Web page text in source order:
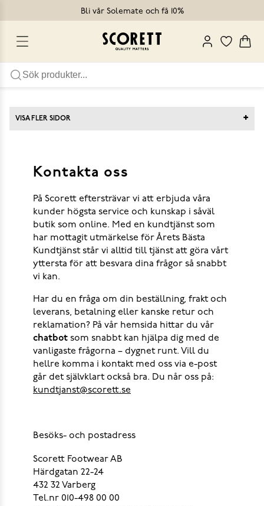
Bli vår Solemate och få 10%
VISA FLER SIDOR +
Kontakta oss
På Scorett eftersträvar vi att erbjuda våra
kunder högsta service och kunskap i såväl
butik som online. Med en kundtjänst som
har mottagit utmärkelse för Årets Bästa
Kundtjänst står vi alltid till tjänst att göra vårt
yttersta för att besvara dina frågor så snabbt
vi kan.
Har du en fråga om din beställning, frakt och
leverans, betalning eller kanske retur och
reklamation? På vår hemsida hittar du vår
chatbot som snabbt kan hjälpa dig med de
vanligaste frågorna – dygnet runt. Vill du
hellre komma i kontakt med oss via e-post
går det självklart också bra. Du når oss på:
kundtjanst@scorett.se
Besöks- och postadress
Scorett Footwear AB
Härdgatan 22-24
432 32 Varberg
Tel.nr 010-498 00 00